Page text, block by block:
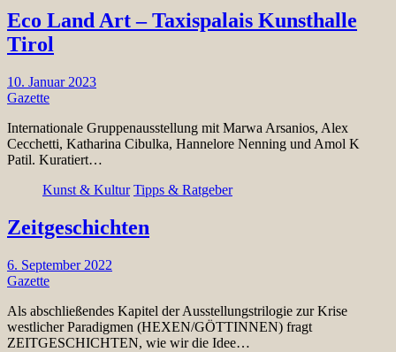
Eco Land Art – Taxispalais Kunsthalle
Tirol
10. Januar 2023
Gazette
Internationale Gruppenausstellung mit Marwa Arsanios, Alex
Cecchetti, Katharina Cibulka, Hannelore Nenning und Amol K
Patil. Kuratiert…
Kunst & Kultur Tipps & Ratgeber
Zeitgeschichten
6. September 2022
Gazette
Als abschließendes Kapitel der Ausstellungstrilogie zur Krise
westlicher Paradigmen (HEXEN/GÖTTINNEN) fragt
ZEITGESCHICHTEN, wie wir die Idee…